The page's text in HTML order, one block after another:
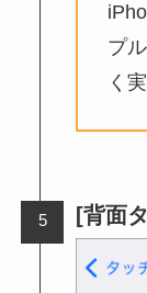
プ
く
[背面